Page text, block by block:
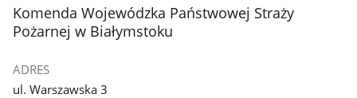
stopka
Komenda Wojewódzka Państwowej Straży
Pożarnej w Białymstoku
ADRES
ul. Warszawska 3